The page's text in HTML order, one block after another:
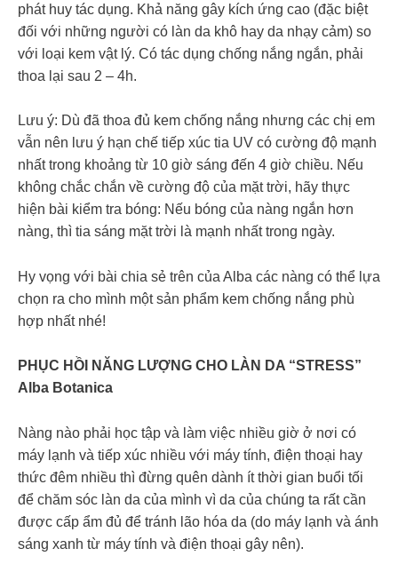
phát huy tác dụng. Khả năng gây kích ứng cao (đặc biệt
đối với những người có làn da khô hay da nhạy cảm) so
với loại kem vật lý. Có tác dụng chống nắng ngắn, phải
thoa lại sau 2 – 4h.
Lưu ý: Dù đã thoa đủ kem chống nắng nhưng các chị em
vẫn nên lưu ý hạn chế tiếp xúc tia UV có cường độ mạnh
nhất trong khoảng từ 10 giờ sáng đến 4 giờ chiều. Nếu
không chắc chắn về cường độ của mặt trời, hãy thực
hiện bài kiểm tra bóng: Nếu bóng của nàng ngắn hơn
nàng, thì tia sáng mặt trời là mạnh nhất trong ngày.
Hy vọng với bài chia sẻ trên của Alba các nàng có thể lựa
chọn ra cho mình một sản phẩm kem chống nắng phù
hợp nhất nhé!
PHỤC HỒI NĂNG LƯỢNG CHO LÀN DA “STRESS”
Alba Botanica
Nàng nào phải học tập và làm việc nhiều giờ ở nơi có
máy lạnh và tiếp xúc nhiều với máy tính, điện thoại hay
thức đêm nhiều thì đừng quên dành ít thời gian buổi tối
để chăm sóc làn da của mình vì da của chúng ta rất cần
được cấp ẩm đủ để tránh lão hóa da (do máy lạnh và ánh
sáng xanh từ máy tính và điện thoại gây nên).